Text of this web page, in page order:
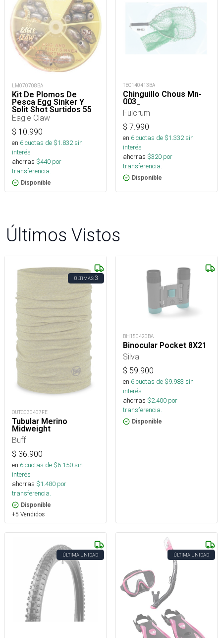
LM070708BA
Kit De Plomos De
Pesca Egg Sinker Y
Split Shot Surtidos 55
Piezas
Eagle Claw
$ 10.990
en 6cuotas de $1.832sin
interés
ahorras $440 por
transferencia.
Disponible
TEC140413BA
Chinguillo Chous Mn-
003_
Fulcrum
$ 7.990
en 6cuotas de $1.332sin
interés
ahorras $320 por
transferencia.
Disponible
Últimos Vistos
ÚLTIMAS3
OUTC030407FE
Tubular Merino
Midweight
Buff
$ 36.900
en 6cuotas de $6.150sin
interés
ahorras $1.480 por
transferencia.
Disponible
+5 Vendidos
BH150420BA
Binocular Pocket 8X21
Silva
$ 59.900
en 6cuotas de $9.983 sin
interés
ahorras $2.400 por
transferencia.
Disponible
ÚLTIMA UNIDAD ÚLTIMA UNIDAD